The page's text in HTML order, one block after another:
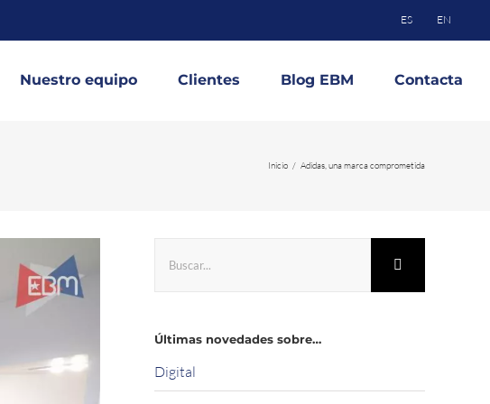
ES EN
Nuestro equipo Clientes Blog EBM Contacta
Inicio Adidas, una marca comprometida
Últimas novedades sobre…
Digital